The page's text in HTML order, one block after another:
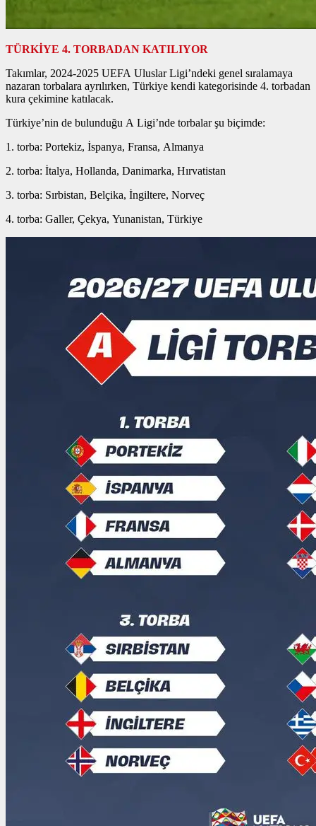
TÜRKİYE 4. TORBADAN KATILIYOR
Takımlar, 2024-2025 UEFA Uluslar Ligi’ndeki genel sıralamaya
nazaran torbalara ayrılırken, Türkiye kendi kategorisinde 4. torbadan
kura çekimine katılacak.
Türkiye’nin de bulunduğu A Ligi’nde torbalar şu biçimde:
1. torba: Portekiz, İspanya, Fransa, Almanya
2. torba: İtalya, Hollanda, Danimarka, Hırvatistan
3. torba: Sırbistan, Belçika, İngiltere, Norveç
4. torba: Galler, Çekya, Yunanistan, Türkiye